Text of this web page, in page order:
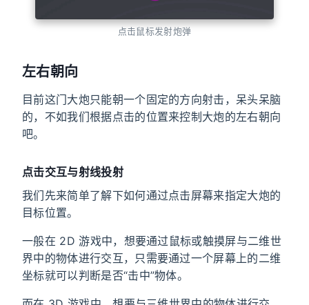
点击鼠标发射炮弹
左右朝向
目前这门大炮只能朝一个固定的方向射击，呆头呆脑
的，不如我们根据点击的位置来控制大炮的左右朝向
吧。
点击交互与射线投射
我们先来简单了解下如何通过点击屏幕来指定大炮的
目标位置。
一般在 2D 游戏中，想要通过鼠标或触摸屏与二维世
界中的物体进行交互，只需要通过一个屏幕上的二维
坐标就可以判断是否“击中”物体。